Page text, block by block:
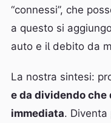
“connessi”, che
a questo si
auto e il debito da
La nostra sintesi:
e da dividendo
immediata.